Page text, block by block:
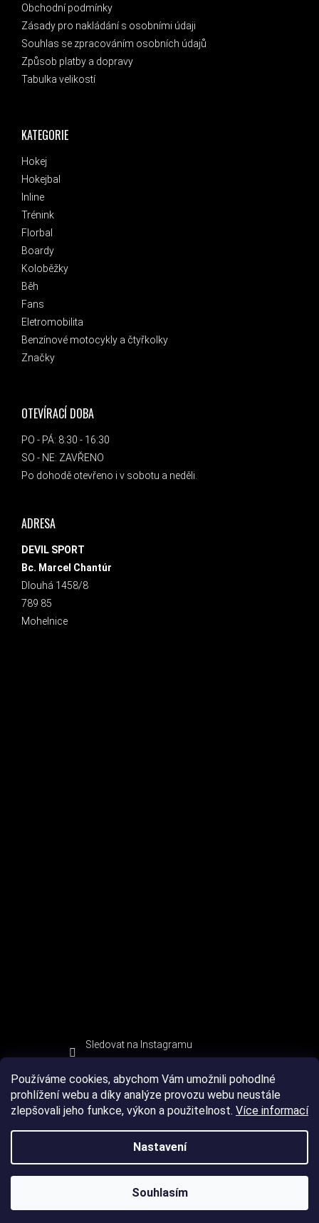
Používáme cookies, abychom Vám umožnili pohodlné
prohlížení webu a díky analýze provozu webu neustále
zlepšovali jeho funkce, výkon a použitelnost. Více informací
Nastavení
Souhlasím
KATEGORIE
Hokej
Hokejbal
Inline
Trénink
Florbal
Boardy
Koloběžky
Běh
Fans
Eletromobilita
Benzínové motocykly a čtyřkolky
Značky
Obchodní podmínky
Zásady pro nakládání s osobními údaji
Souhlas se zpracováním osobních údajů
Způsob platby a dopravy
Tabulka velikostí
OTEVÍRACÍ DOBA
PO - PÁ: 8:30 - 16:30
SO - NE: ZAVŘENO
Po dohodě otevřeno i v sobotu a neděli.
ADRESA
DEVIL SPORT
Bc. Marcel Chantúr
Dlouhá 1458/8
789 85
Mohelnice
Sledovat na Instagramu
DEVIL SPORT. Všechna práva vyhrazena.